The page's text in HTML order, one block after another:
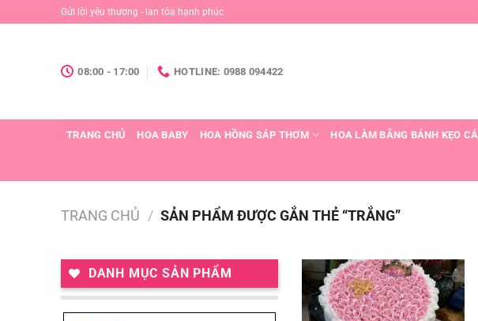
đến
Gửi lời yêu thương - lan tỏa hạnh phúc
08:00 - 17:00 HOTLINE: 0988 094422
TRANG CHỦ HOA BABY HOA HỒNG SÁP THƠM HOA LÀM BẰNG BÁNH KẸO
TRANG CHỦ / SẢN PHẨM ĐƯỢC GẮN THẺ “TRẮNG”
DANH MỤC SẢN PHẨM